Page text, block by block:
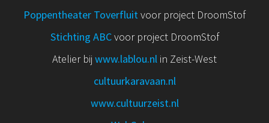
Poppentheater Toverfluitvoor project DroomStof
Stichting ABCvoor project DroomStof
Atelier bij www.lablou.nl in Zeist-West
cultuurkaravaan.nl
www.cultuurzeist.nl